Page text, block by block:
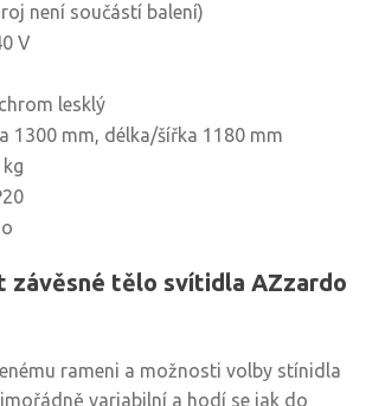
není součástí balení)
V
lesklý
1300 mm, délka/šířka 1180 mm
závěsné tělo svítidla AZzardo
rameni a možnosti volby stínidla
variabilní a hodí se jak do